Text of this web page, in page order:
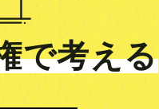
で考える